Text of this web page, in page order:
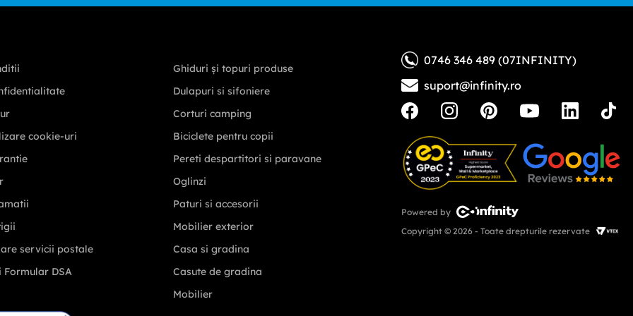
cookie-uri
servicii postale
Formular DSA
Ghiduri și topuri produse
Dulapuri si sifoniere
Corturi camping
Biciclete pentru copii
Pereti despartitori si paravane
Oglinzi
Paturi si accesorii
Mobilier exterior
Casa si gradina
Casute de gradina
Mobilier
0746 346 489 (07INFINITY)
suport@infinity.ro
Powered by
Copyright © 2026 - Toate drepturile rezervate